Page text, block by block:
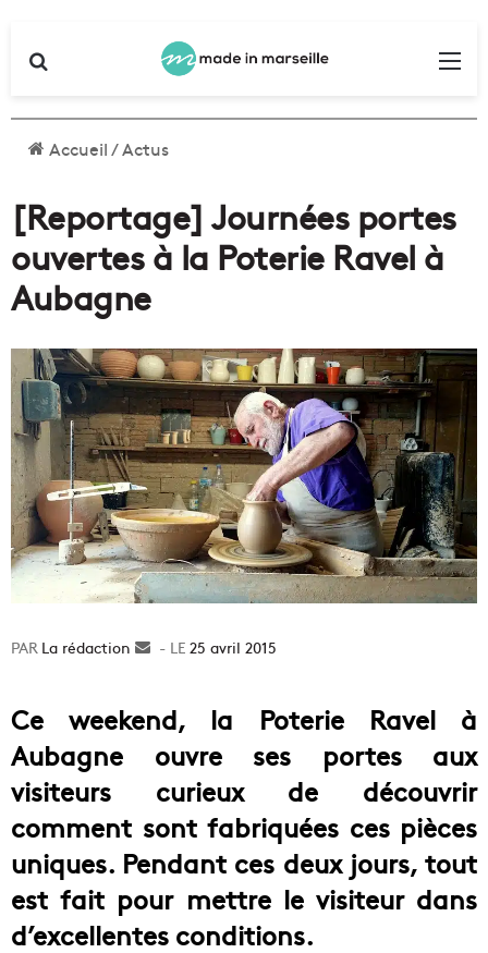
Accueil/Actus
[Reportage] Journées portes
ouvertes à la Poterie Ravel à
Aubagne
La rédaction
Envoyer25 avril 2015
Ce weekend, la Poterie Ravel à
Aubagne ouvre ses portes aux
visiteurs curieux de découvrir
comment sont fabriquées ces pièces
uniques. Pendant ces deux jours, tout
est fait pour mettre le visiteur dans
d’excellentes conditions.